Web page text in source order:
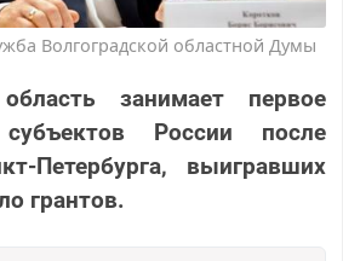
Волгоградской областной Думы
область занимает первое
России после
Петербурга, выигравших
грантов.